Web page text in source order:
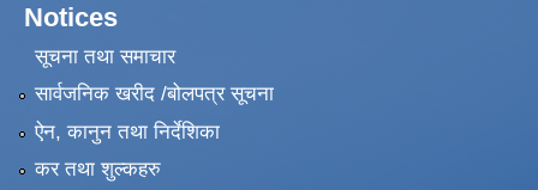
Notices
सूचना तथा समाचार
सार्वजनिक खरीद /बोलपत्र सूचना
ऐन, कानुन तथा निर्देशिका
कर तथा शुल्कहरु